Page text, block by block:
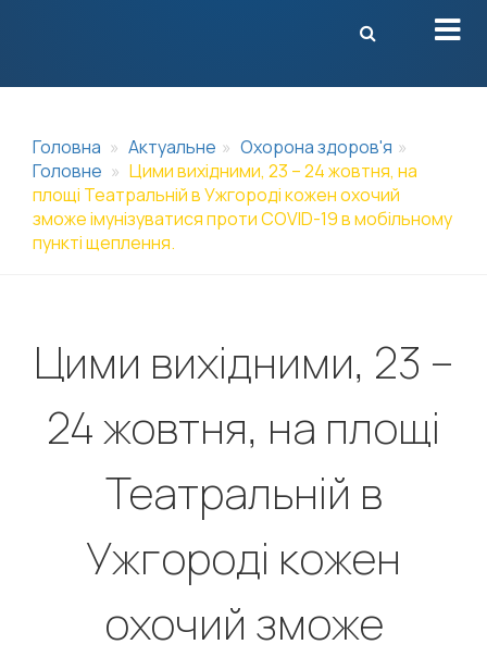
Головна Актуальне
Охорона здоров'я
Головне
Цими вихідними, 23 – 24 жовтня, на
площі Театральній в Ужгороді кожен охочий
зможе імунізуватися проти COVID-19 в мобільному
пункті щеплення.
Цими вихідними, 23 –
24 жовтня, на площі
Театральній в
Ужгороді кожен
охочий зможе